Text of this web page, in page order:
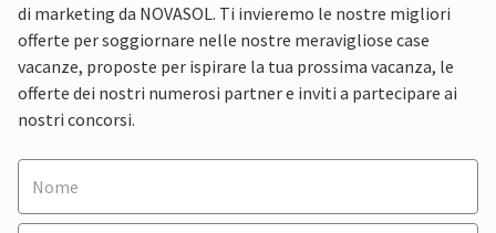
di marketing da NOVASOL. Ti invieremo le nostre migliori
offerte per soggiornare nelle nostre meravigliose case
vacanze, proposte per ispirare la tua prossima vacanza, le
offerte dei nostri numerosi partner e inviti a partecipare ai
nostri concorsi.